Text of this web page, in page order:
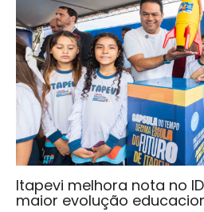
Itapevi melhora nota no
maior evolução